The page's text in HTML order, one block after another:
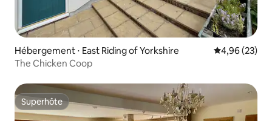
Hébergement ⋅ East Riding of Yorkshire Évaluation
4,96 (23)
The Chicken Coop
Superhôte
Superhôte